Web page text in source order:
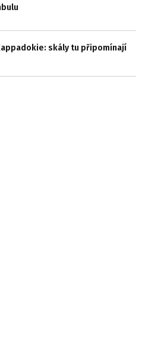
skály tu připomínají